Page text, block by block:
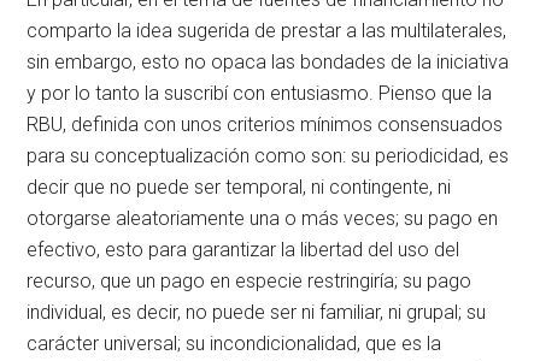
comparto la idea sugerida de prestar a las multilaterales,
sin embargo, esto no opaca las bondades de la iniciativa
y por lo tanto la suscribí con entusiasmo. Pienso que la
RBU, definida con unos criterios mínimos consensuados
para su conceptualización como son: su periodicidad, es
decir que no puede ser temporal, ni contingente, ni
otorgarse aleatoriamente una o más veces; su pago en
efectivo, esto para garantizar la libertad del uso del
recurso, que un pago en especie restringiría; su pago
individual, es decir, no puede ser ni familiar, ni grupal; su
carácter universal; su incondicionalidad, que es la